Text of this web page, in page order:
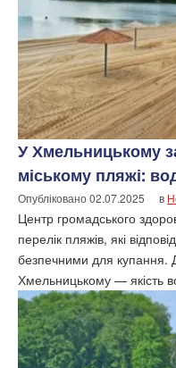
У Хмельницькому
міському пляжі:
Опубліковано02.07.2025 в
Центр громадського
перелік пляжів, які
безпечними для купання.
Хмельницькому — якість